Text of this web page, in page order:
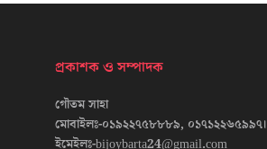
প্রকাশক ও সম্পাদক
গৌতম সাহা
মোবাইলঃ-০১৯২২৭৫৮৮৮৯, ০১৭১২২৬৫৯৯৭।
ইমেইলঃ-bijoybarta24@gmail.com